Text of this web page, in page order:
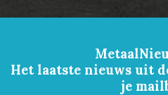
Het laatste nieuws uit
je